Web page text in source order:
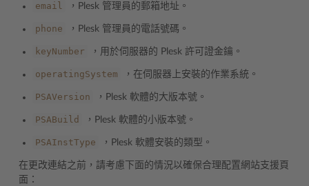
email ，Plesk 管理員的郵箱地址。
phone ，Plesk 管理員的電話號碼。
keyNumber ，用於伺服器的 Plesk 許可證金鑰。
operatingSystem ，在伺服器上安裝的作業系統。
PSAVersion ，Plesk 軟體的大版本號。
PSABuild ，Plesk 軟體的小版本號。
PSAInstType ，Plesk 軟體安裝的類型。
在更改連結之前，請考慮下面的情況以確保合理配置網站支援頁
面：